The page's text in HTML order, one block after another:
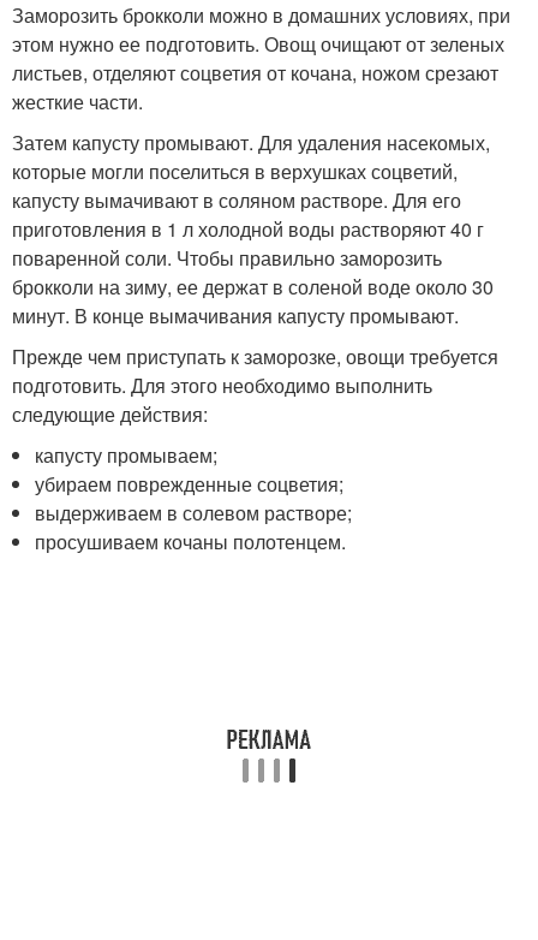
Заморозить брокколи можно в домашних условиях, при
этом нужно ее подготовить. Овощ очищают от зеленых
листьев, отделяют соцветия от кочана, ножом срезают
жесткие части.
Затем капусту промывают. Для удаления насекомых,
которые могли поселиться в верхушках соцветий,
капусту вымачивают в соляном растворе. Для его
приготовления в 1 л холодной воды растворяют 40 г
поваренной соли. Чтобы правильно заморозить
брокколи на зиму, ее держат в соленой воде около 30
минут. В конце вымачивания капусту промывают.
Прежде чем приступать к заморозке, овощи требуется
подготовить. Для этого необходимо выполнить
следующие действия:
капусту промываем;
убираем поврежденные соцветия;
выдерживаем в солевом растворе;
просушиваем кочаны полотенцем.